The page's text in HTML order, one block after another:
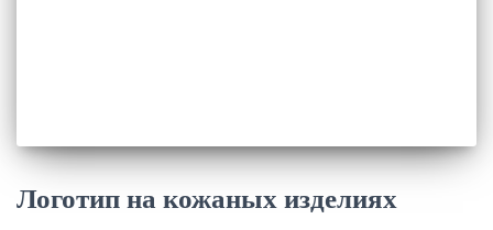
Логотип на кожаных изделиях